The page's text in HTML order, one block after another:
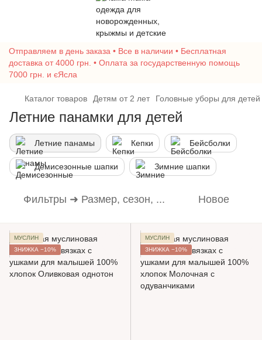
Отправляем в день заказа • Все в наличии • Бесплатная
доставка от 4000 грн. • Оплата за государственную помощь
7000 грн. и єЯсла
Каталог товаров Детям от 2 лет Головные уборы для детей
Летние панамки для детей
Летние панамы Кепки Бейсболки
Демисезонные шапки Зимние шапки
Фильтры ➜ Размер, сезон, ... Новое
МУСЛИН
ЗНИЖКА −10%
МУСЛИН
ЗНИЖКА −10%